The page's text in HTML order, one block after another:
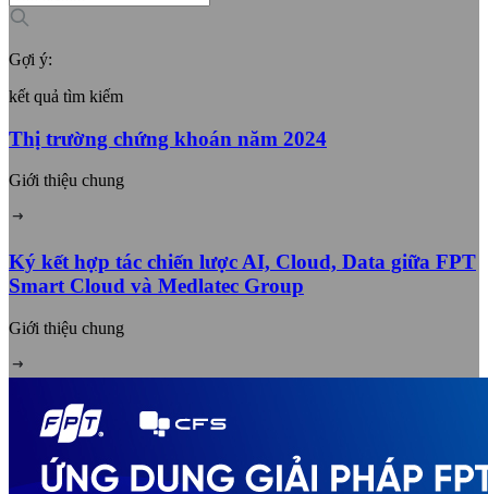
Gợi ý:
kết quả tìm kiếm
Thị trường chứng khoán năm 2024
Giới thiệu chung
Ký kết hợp tác chiến lược AI, Cloud, Data giữa FPT
Smart Cloud và Medlatec Group
Giới thiệu chung